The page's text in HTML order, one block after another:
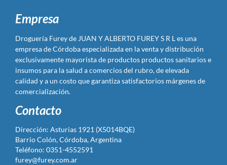
Empresa
Droguería Furey de JUAN Y ALBERTO FUREY S R L es una
empresa de Córdoba especializada en la venta y distribución
exclusivamente mayorista de productos productos sanitarios e
insumos para la salud a comercios del rubro, de elevada
calidad y a un costo que garantiza satisfactorios márgenes de
comercialización.
Contacto
Dirección: Asturias 1921 (X5014BQE)
Barrio Colón, Córdoba, Argentina
Teléfono: 0351-4552591
furey@furey.com.ar